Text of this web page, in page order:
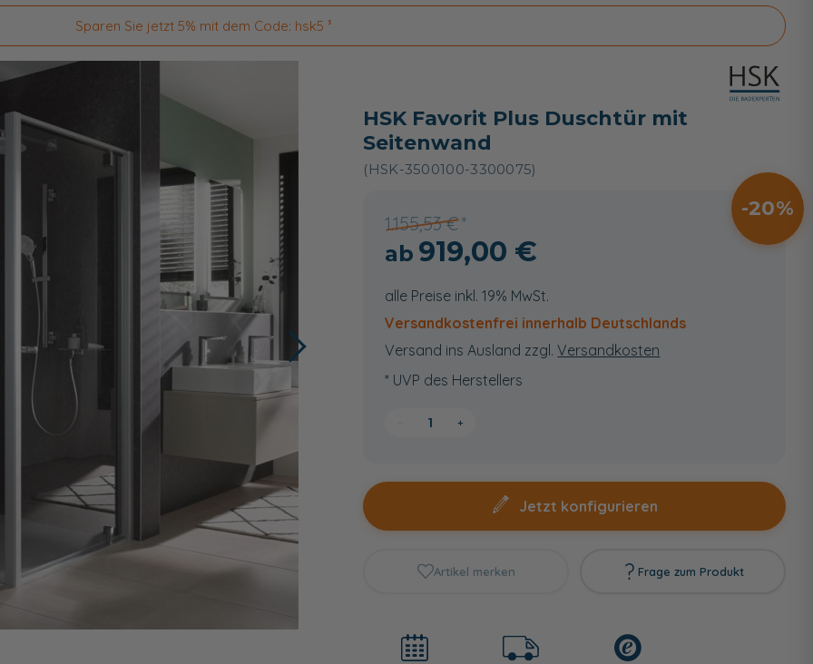
Sparen Sie jetzt 5% mit dem Code: hsk5 ³
HSK Favorit Plus Duschtür mit
Seitenwand
(HSK-3500100-3300075)
1.155,53 €
20
919,00 €
alle Preise inkl. 19% MwSt.
Versandkostenfrei innerhalb Deutschlands
Versand ins Ausland zzgl.Versandkosten
* UVP des Herstellers
+
Jetzt konfigurieren
Artikel merken Frage zum Produkt